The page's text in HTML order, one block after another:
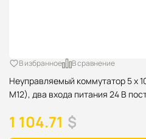
Неуправляемый коммутатор 5 x
M12), два входа питания 24 В
В избранное В сравнение
1 104.71 $